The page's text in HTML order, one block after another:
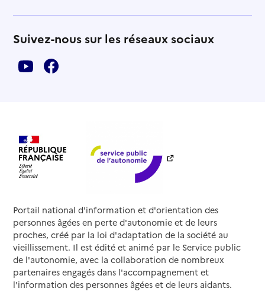
Suivez-nous sur les réseaux sociaux
Portail national d'information et d'orientation des
personnes âgées en perte d'autonomie et de leurs
proches, créé par la loi d'adaptation de la société au
vieillissement. Il est édité et animé par le Service public
de l'autonomie, avec la collaboration de nombreux
partenaires engagés dans l'accompagnement et
l'information des personnes âgées et de leurs aidants.